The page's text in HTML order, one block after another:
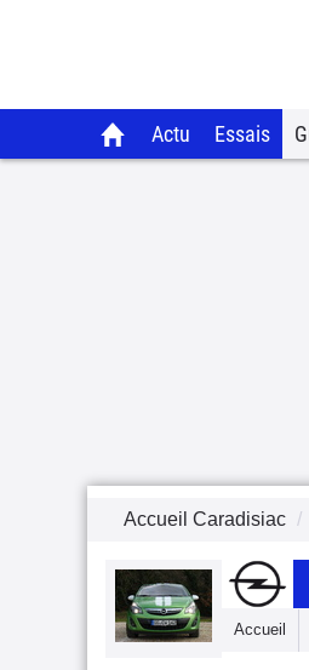
Actu Essais
Accueil Caradisiac
Accueil